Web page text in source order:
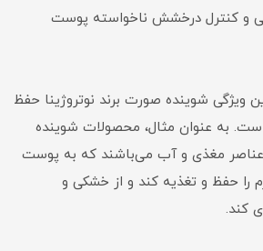
و کنترل درخشش ناخواسته پوست
ویژگی شوینده صورت برند نوتروژینا حفظ
به عنوان مثال، محصولات شوینده
عناصر مغذی و آب می‌باشند که به پوست
را حفظ و تغذیه کند و از خشکی و
کند.